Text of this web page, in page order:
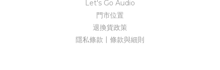
Let's Go Audio
門市位置
退換貨政策
隱私條款丨條款與細則